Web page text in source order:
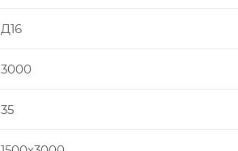
Д16
3000
35